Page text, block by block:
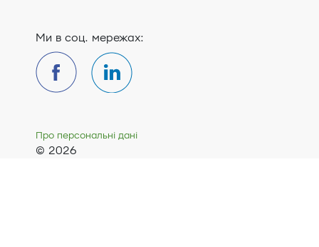
Ми в соц. мережах:
Про персональні дані
© 2026